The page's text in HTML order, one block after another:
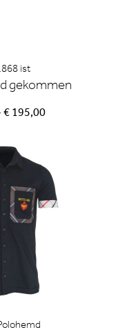
ist
gekommen
€ 195,00